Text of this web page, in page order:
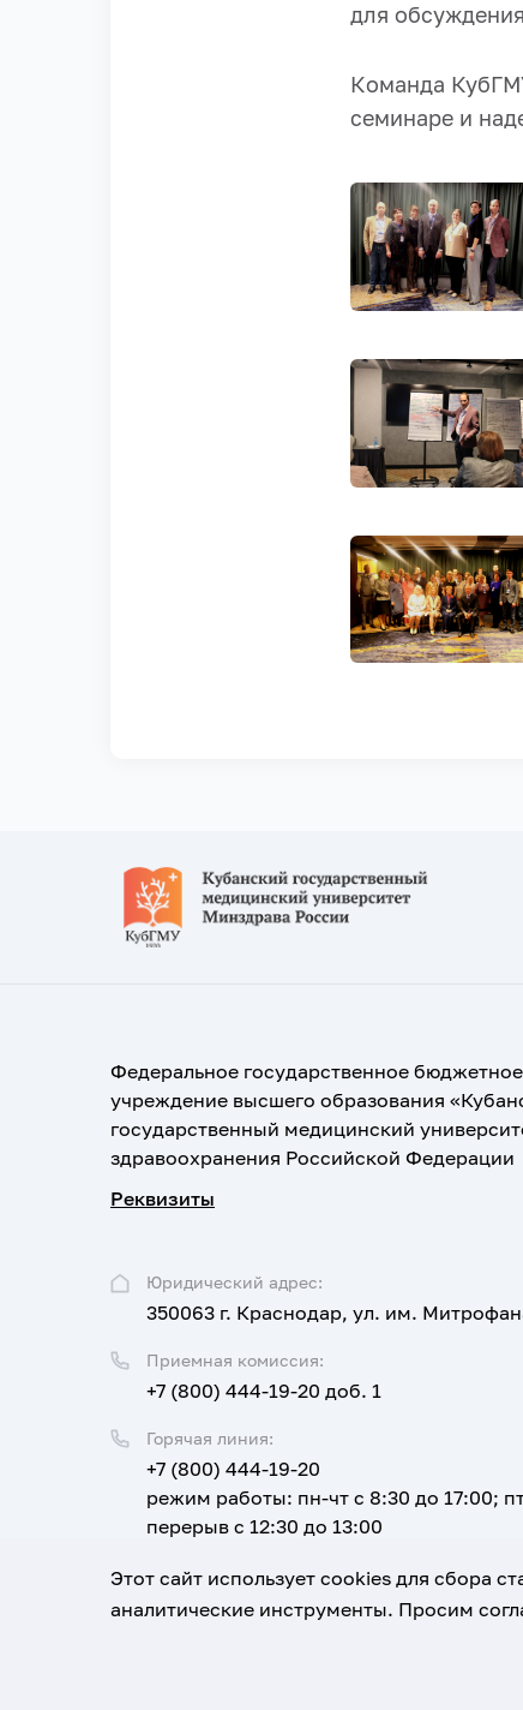
для
Команда
семинаре и
Федеральное государственное
учреждение высшего образования
государственный медицинский
здравоохранения Российской Федерации
Реквизиты
Юридический адрес:
350063 г. Краснодар, ул. им.
Приемная комиссия:
+7 (800) 444-19-20 доб. 1
Горячая линия:
+7 (800) 444-19-20
режим работы: пн-чт с 8:30 до 17:00;
перерыв с 12:30 до 13:00
Email:
corpus@ksma.ru
Этот сайт использует cookies для сбора
аналитические инструменты. Просим